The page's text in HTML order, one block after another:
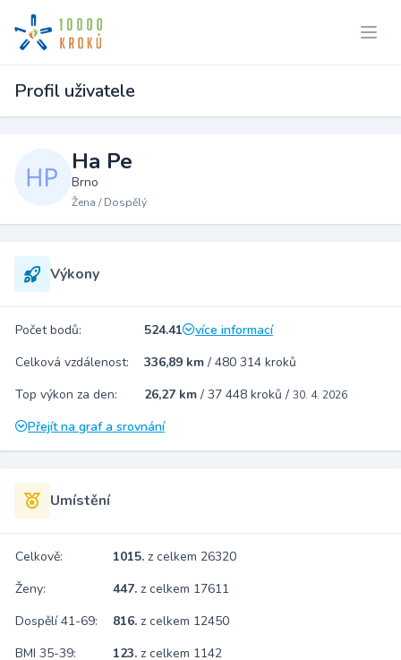
Profil uživatele
Ha Pe
Brno
Žena / Dospělý
Výkony
Počet bodů: 524.41
více informací
Celková vzdálenost:
336,89 km / 480 314 kroků
Top výkon za den:
26,27 km / 37 448 kroků / 30. 4. 2026
Přejít na graf a srovnání
Umístění
Celkově: 1015. z celkem 26320
Ženy:
447. z celkem 17611
Dospělí 41-69:
816. z celkem 12450
BMI 35-39:
123. z celkem 1142